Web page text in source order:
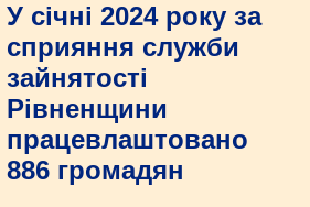
У січні 2024 року за
сприяння служби
зайнятості
Рівненщини
працевлаштовано
886 громадян